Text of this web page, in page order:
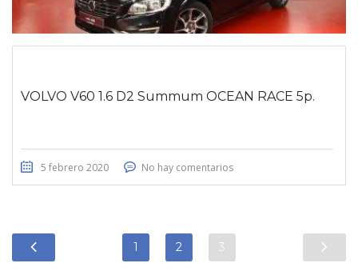
VOLVO V60 1.6 D2 Summum OCEAN RACE 5p.
5 febrero 2020 No hay comentarios
1 2 3